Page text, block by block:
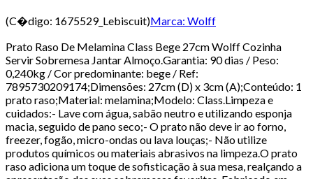
(C�digo: 1675529_Lebiscuit)Marca: Wolff
Prato Raso De Melamina Class Bege 27cm Wolff Cozinha
Servir Sobremesa Jantar Almoço.Garantia: 90 dias / Peso:
0,240kg / Cor predominante: bege / Ref:
7895730209174;Dimensões: 27cm (D) x 3cm (A);Conteúdo: 1
prato raso;Material: melamina;Modelo: Class.Limpeza e
cuidados:- Lave com água, sabão neutro e utilizando esponja
macia, seguido de pano seco;- O prato não deve ir ao forno,
freezer, fogão, micro-ondas ou lava louças;- Não utilize
produtos químicos ou materiais abrasivos na limpeza.O prato
raso adiciona um toque de sofisticação à sua mesa, realçando a